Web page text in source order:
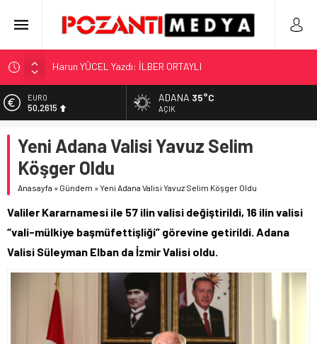
“KILAVUZ HATİCE’NİN MEZARI NEREDE?!!!”
Adana’nın Gizli Cenneti Pozantı Akçatekir Yaylası
Yılmaz Soğutma’dan Buzdolabı Uyarısı
Ajans
EURO
50,2615
5.910,66
BİST
11.456,34
42,6961
ADANA 35°C
AÇIK
Yeni Adana Valisi Yavuz Selim
Köşger Oldu
Anasayfa » Gündem »Yeni Adana Valisi Yavuz Selim Köşger Oldu
Valiler Kararnamesi ile 57 ilin valisi değiştirildi, 16 ilin valisi
“vali-mülkiye başmüfettişliği” görevine getirildi. Adana
Valisi Süleyman Elban da İzmir Valisi oldu.